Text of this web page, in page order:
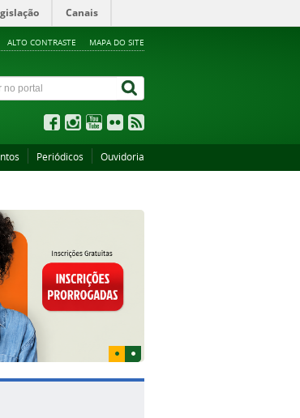
Canais
ALTO CONTRASTE MAPA DO SITE
Periódicos Ouvidoria